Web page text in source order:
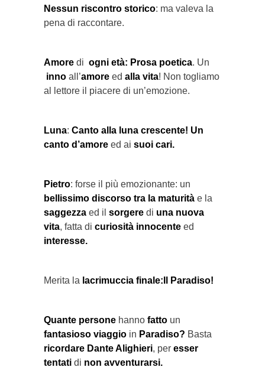
Nessun riscontro storico: ma valeva la
pena di raccontare.
Amore di ogni età: Prosa poetica. Un
inno all’amore ed alla vita! Non togliamo
al lettore il piacere di un’emozione.
Luna: Canto alla luna crescente! Un
canto d’amore ed ai suoi cari.
Pietro: forse il più emozionante: un
bellissimo discorso tra la maturità e la
saggezza ed il sorgere di una nuova
vita, fatta di curiosità innocente ed
interesse.
Merita la lacrimuccia finale:Il Paradiso!
Quante persone hanno fatto un
fantasioso viaggio in Paradiso? Basta
ricordare Dante Alighieri, per esser
tentati di non avventurarsi.